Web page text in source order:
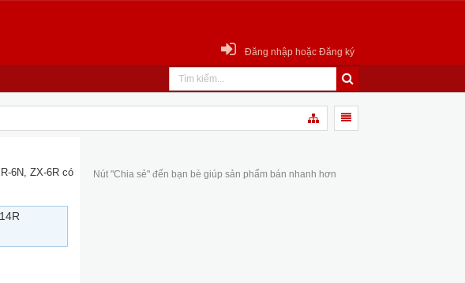
Đăng nhập hoặc Đăng ký
6N, ZX-6R có
Nút "Chia sẻ" đến bạn bè giúp sản phẩm bán nhanh hơn